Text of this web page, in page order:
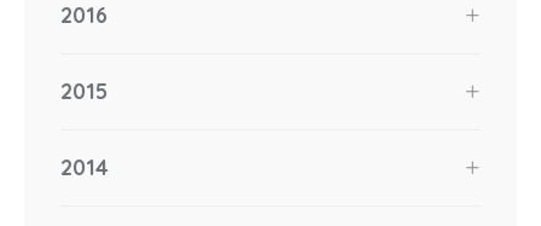
2016
2015
2014